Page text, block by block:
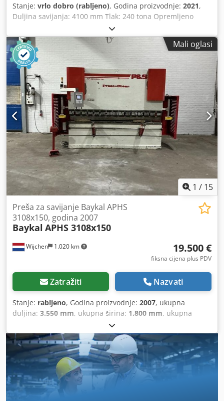
Stanje: vrlo dobro (rabljeno), Godina proizvodnje: 2021,
Duljina savijanja: 4100 mm Tlak: 240 tona Opremljeno
opsežnim setom alata za savijanje Proizvođač: Baykal
Model: APHS 41240 Napajanje: trofazna struja Godina
proizvodnje: 2021 Serijski broj: 28635 Osovine: Y –
podizanje/spuštanje grede Djdpfxsymldgj Alijkr X –
podešavanje hoda pristupa i savijanja R –
pristup/spuštanje Kompenzacija kuta savijanja
Mali oglasi
1 / 15
Wijchen 1.020 km
Preša za savijanje Baykal APHS
3108x150, godina 2007
Baykal APHS 3108x150
19.500 €
fiksna cijena plus PDV
Zatražiti Nazvati
Stanje: rabljeno, Godina proizvodnje: 2007, ukupna
duljina: 3.550 mm, ukupna širina: 1.800 mm, ukupna
, Boja: siva Težina: 10.000 kg Dkodpfx
Alezrxfteisr - Godina proizvodnje: 2007 - Dokumentacija
dostupna: Da - CE-oznaka prisutna: Da - CE-certifikat
prisutan: Da - Serijski broj: 11520 - Upravljanje: CNC -
Marka upravljačkog sustava: Baykal - Tip upravljačkog
sustava: EC4-CNC - Snaga [kW]: 11,0 - Broj osi [kom]: 3:
Y1+Y2+X - Pritisna sila [tona]: 150 - Maks. radna širina